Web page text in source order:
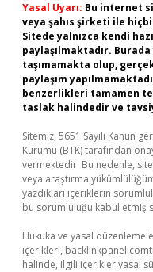
Yasal Uyarı: Bu internet
veya şahıs şirketi ile
Sitede yalnızca kendi
paylaşılmaktadır.
taşımamakta olup,
paylaşım
benzerlikleri tamamen
taslak halindedir ve
Sitemiz, 5651 Sayılı Kanun
Kurumu (BTK) tarafından
vermektedir. Bu nedenle,
veya araştırma
yazdıkları içeriklerin
bu sorumluluğu kabul etmiş
Hukuka ve yasal
içerikleri,
halinde, ilgili içerikler yasal